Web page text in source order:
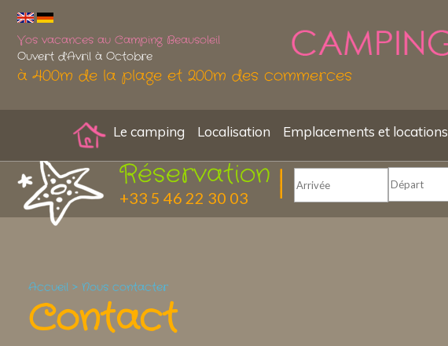
Réservation
+33 5 46 22 30 03
Vos vacances au Camping Beausoleil
Ouvert d'Avril à Octobre
à 400m de la plage et 200m des commerces
Le camping Localisation Emplacements et locations
Accueil > Nous contacter
Contact